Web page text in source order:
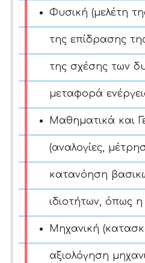
Φυσική (μελέτη
της επίδρασης
της σχέσης των
μεταφορά
Μαθηματικά και
(αναλογίες,
κατανόηση
ιδιοτήτων, όπως
Μηχανική
αξιολόγηση